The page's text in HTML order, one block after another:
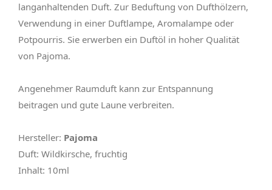
langanhaltenden Duft. Zur Beduftung von Dufthölzern,
Verwendung in einer Duftlampe, Aromalampe oder
Potpourris. Sie erwerben ein Duftöl in hoher Qualität
von Pajoma.
Angenehmer Raumduft kann zur Entspannung
beitragen und gute Laune verbreiten.
Hersteller: Pajoma
Duft: Wildkirsche, fruchtig
Inhalt: 10ml